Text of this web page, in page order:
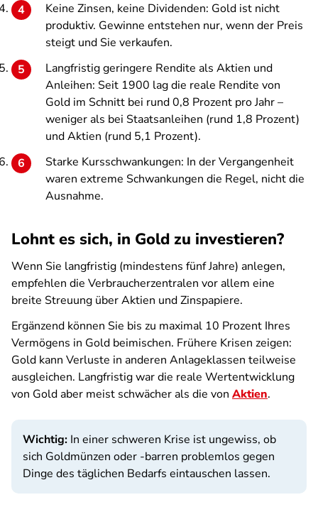
Keine Zinsen, keine Dividenden: Gold ist nicht
produktiv. Gewinne entstehen nur, wenn der Preis
steigt und Sie verkaufen.
Langfristig geringere Rendite als Aktien und
Anleihen: Seit 1900 lag die reale Rendite von
Gold im Schnitt bei rund 0,8 Prozent pro Jahr –
weniger als bei Staatsanleihen (rund 1,8 Prozent)
und Aktien (rund 5,1 Prozent).
Starke Kursschwankungen: In der Vergangenheit
waren extreme Schwankungen die Regel, nicht die
Ausnahme.
Lohnt es sich, in Gold zu investieren?
Wenn Sie langfristig (mindestens fünf Jahre) anlegen,
empfehlen die Verbraucherzentralen vor allem eine
breite Streuung über Aktien und Zinspapiere.
Ergänzend können Sie bis zu maximal 10 Prozent Ihres
Vermögens in Gold beimischen. Frühere Krisen zeigen:
Gold kann Verluste in anderen Anlageklassen teilweise
ausgleichen. Langfristig war die reale Wertentwicklung
von Gold aber meist schwächer als die von Aktien.
Wichtig: In einer schweren Krise ist ungewiss, ob
sich Goldmünzen oder -barren problemlos gegen
Dinge des täglichen Bedarfs eintauschen lassen.